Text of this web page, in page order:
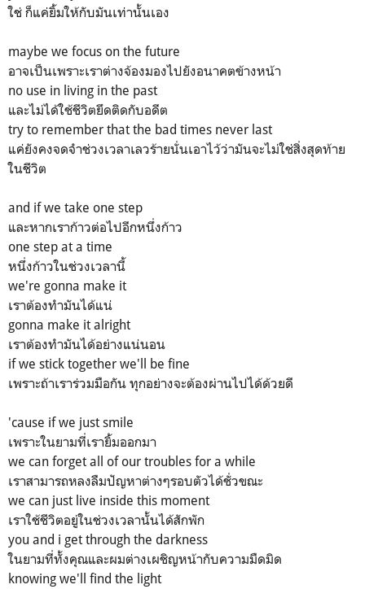
ใช่ ก็แค่ยิ้มให้กับมันเท่านั้นเอง
maybe we focus on the future
อาจเป็นเพราะเราต่างจ้องมองไปยังอนาคตข้างหน้า
no use in living in the past
และไม่ได้ใช้ชีวิตยึดติดกับอดีต
try to remember that the bad times never last
แค่ยังคงจดจำช่วงเวลาเลวร้ายนั่นเอาไว้ว่ามันจะไม่ใช่สิ่งสุดท้าย
ในชีวิต
and if we take one step
และหากเราก้าวต่อไปอีกหนึ่งก้าว
one step at a time
หนึ่งก้าวในช่วงเวลานี้
we're gonna make it
เราต้องทำมันได้แน่
gonna make it alright
เราต้องทำมันได้อย่างแน่นอน
if we stick together we'll be fine
เพราะถ้าเราร่วมมือกัน ทุกอย่างจะต้องผ่านไปได้ด้วยดี
'cause if we just smile
เพราะในยามที่เรายิ้มออกมา
we can forget all of our troubles for a while
เราสามารถหลงลืมปัญหาต่างๆรอบตัวได้ชั่วขณะ
we can just live inside this moment
เราใช้ชีวิตอยู่ในช่วงเวลานั้นได้สักพัก
you and i get through the darkness
ในยามที่ทั้งคุณและผมต่างเผชิญหน้ากับความมืดมิด
knowing we'll find the light